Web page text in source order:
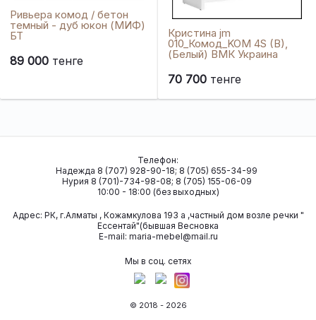
Ривьера комод / бетон
темный - дуб юкон (МИФ)
БТ
89 000 тенге
Кристина jm
010_Комод_KOM 4S (B),
(Белый) ВМК Украина
70 700 тенге
Телефон:
Надежда 8 (707) 928-90-18; 8 (705) 655-34-99
Нурия 8 (701)-734-98-08; 8 (705) 155-06-09
10:00 - 18:00 (без выходных)
Адрес: РК, г.Алматы , Кожамкулова 193 а ,частный дом возле речки "
Ессентай"(бывшая Весновка
Е-mail: maria-mebel@mail.ru
Мы в соц. сетях
© 2018 - 2026